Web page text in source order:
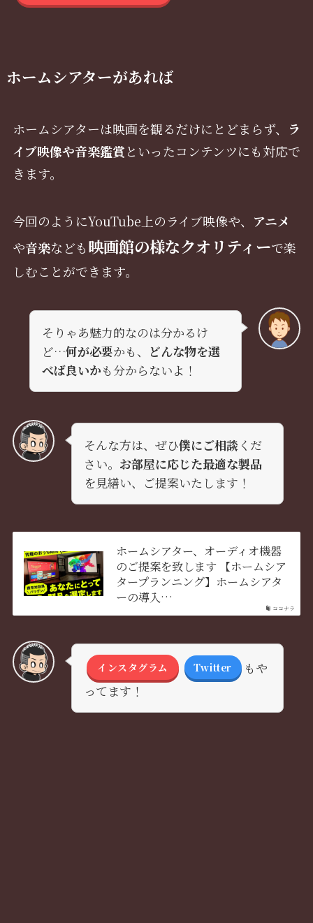
ホームシアターがあれば
ホームシアターは映画を観るだけにとどまらず、
ラ
イブ映像や音楽鑑賞といったコンテンツにも対応で
きます。
今回のようにYouTube上のライブ映像や、 アニメ
や音楽なども映画館の様なクオリティーで楽
しむことができます。
そりゃあ魅力的なのは分かるけ
ど…何が必要かも、
どんな物を選
べば良いかも分からないよ！
そんな方は、ぜひ僕にご相談 くだ
さい。 お部屋に応じた最適な製品
を見繕い、ご提案いたします！
ココナラ
ホームシアター、オーディオ機器
のご提案を致します 【ホームシア
タープランニング】ホームシアタ
ーの導入…
インスタグラム Twitter
もや
ってます！